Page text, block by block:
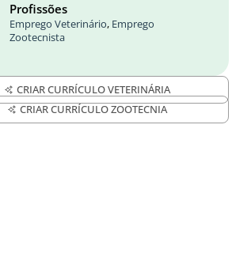
Profissões
Emprego Veterinário, Emprego
Zootecnista
CRIAR CURRÍCULO VETERINÁRIA
CRIAR CURRÍCULO ZOOTECNIA